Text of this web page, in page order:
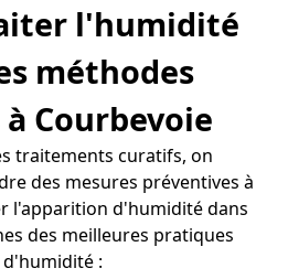
l'humidité
méthodes
Courbevoie
traitements curatifs, on
des mesures préventives à
l'apparition d'humidité dans
des meilleures pratiques
: